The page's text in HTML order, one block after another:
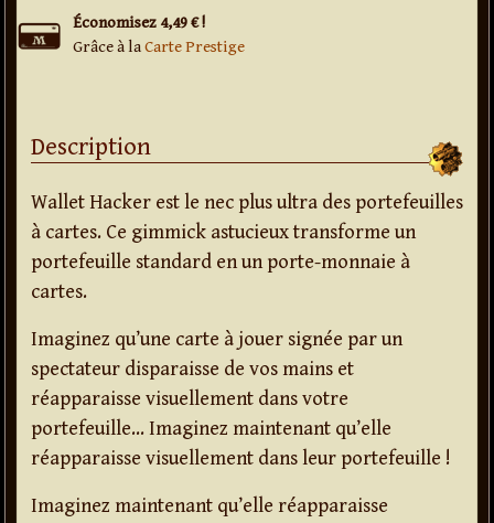
Économisez 4,49 € !
Grâce à laCarte Prestige
Description
Wallet Hacker est le nec plus ultra des portefeuilles
à cartes. Ce gimmick astucieux transforme un
portefeuille standard en un porte-monnaie à
cartes.
Imaginez qu’une carte à jouer signée par un
spectateur disparaisse de vos mains et
réapparaisse visuellement dans votre
portefeuille… Imaginez maintenant qu’elle
réapparaisse visuellement dans leur portefeuille !
Imaginez maintenant qu’elle réapparaisse